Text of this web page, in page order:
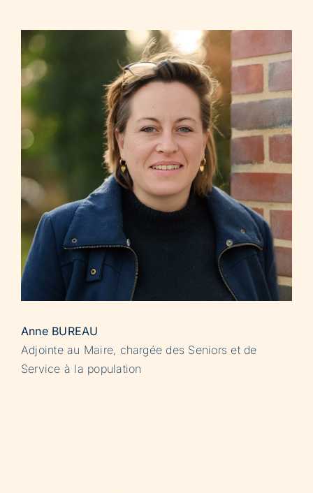
Anne BUREAU
Adjointe au Maire, chargée des Seniors et de
Service à la population